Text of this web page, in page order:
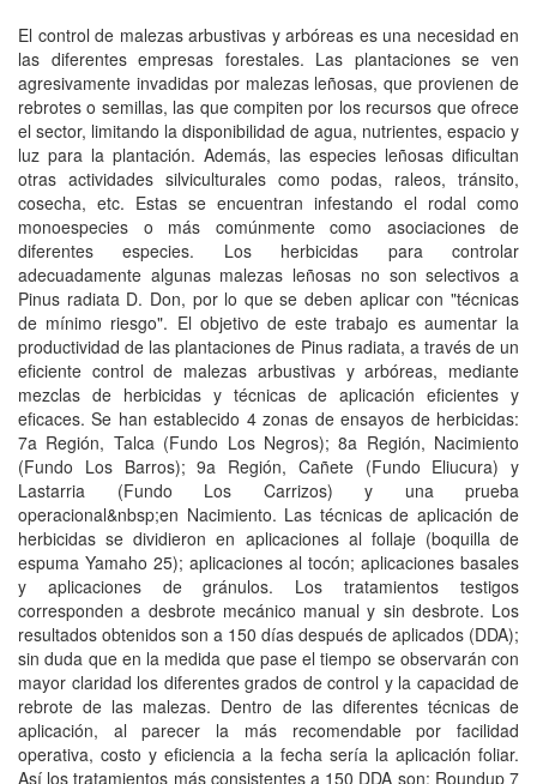
El control de malezas arbustivas y arbóreas es una necesidad en
las diferentes empresas forestales. Las plantaciones se ven
agresivamente invadidas por malezas leñosas, que provienen de
rebrotes o semillas, las que compiten por los recursos que ofrece
el sector, limitando la disponibilidad de agua, nutrientes, espacio y
luz para la plantación. Además, las especies leñosas dificultan
otras actividades silviculturales como podas, raleos, tránsito,
cosecha, etc. Estas se encuentran infestando el rodal como
monoespecies o más comúnmente como asociaciones de
diferentes especies. Los herbicidas para controlar
adecuadamente algunas malezas leñosas no son selectivos a
Pinus radiata D. Don, por lo que se deben aplicar con "técnicas
de mínimo riesgo". El objetivo de este trabajo es aumentar la
productividad de las plantaciones de Pinus radiata, a través de un
eficiente control de malezas arbustivas y arbóreas, mediante
mezclas de herbicidas y técnicas de aplicación eficientes y
eficaces. Se han establecido 4 zonas de ensayos de herbicidas:
7a Región, Talca (Fundo Los Negros); 8a Región, Nacimiento
(Fundo Los Barros); 9a Región, Cañete (Fundo Eliucura) y
Lastarria (Fundo Los Carrizos) y una prueba
operacional&nbsp;en Nacimiento. Las técnicas de aplicación de
herbicidas se dividieron en aplicaciones al follaje (boquilla de
espuma Yamaho 25); aplicaciones al tocón; aplicaciones basales
y aplicaciones de gránulos. Los tratamientos testigos
corresponden a desbrote mecánico manual y sin desbrote. Los
resultados obtenidos son a 150 días después de aplicados (DDA);
sin duda que en la medida que pase el tiempo se observarán con
mayor claridad los diferentes grados de control y la capacidad de
rebrote de las malezas. Dentro de las diferentes técnicas de
aplicación, al parecer la más recomendable por facilidad
operativa, costo y eficiencia a la fecha sería la aplicación foliar.
Así los tratamientos más consistentes a 150 DDA son: Roundup 7